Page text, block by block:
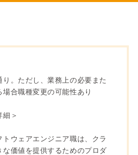
。ただし、業務上の必要また
合職種変更の可能性あり
細＞
トウェアエンジニア職は、クラ
な価値を提供するためのプロダ